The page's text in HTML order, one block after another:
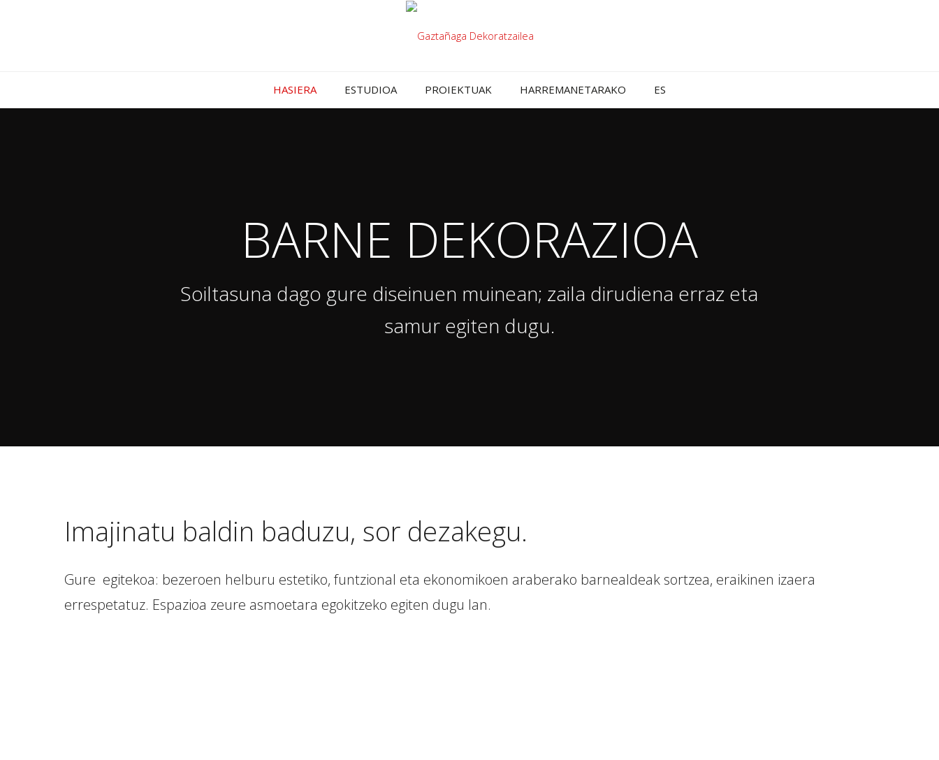
HASIERA ESTUDIOA PROIEKTUAK HARREMANETARAKO ES
BARNE DEKORAZIOA
Soiltasuna dago gure diseinuen muinean; zaila dirudiena erraz eta
samur egiten dugu.
Imajinatu baldin baduzu, sor dezakegu.
Gure egitekoa: bezeroen helburu estetiko, funtzional eta ekonomikoen araberako barnealdeak sortzea, eraikinen izaera
errespetatuz. Espazioa zeure asmoetara egokitzeko egiten dugu lan.